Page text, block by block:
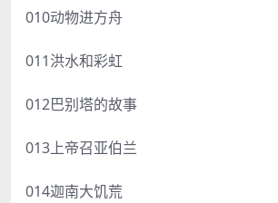
010动物进方舟
011洪水和彩虹
012巴别塔的故事
013上帝召亚伯兰
014迦南大饥荒